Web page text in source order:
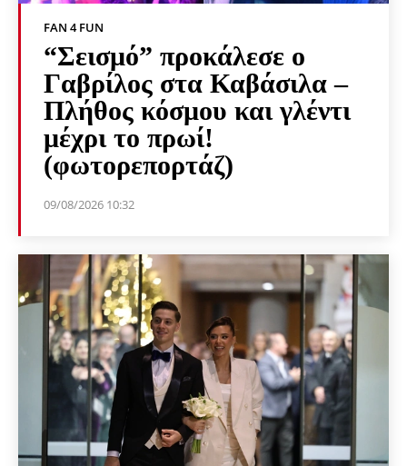
FAN 4 FUN
“Σεισμό” προκάλεσε ο
Γαβρίλος στα Καβάσιλα –
Πλήθος κόσμου και γλέντι
μέχρι το πρωί!
(φωτορεπορτάζ)
09/08/2026 10:32